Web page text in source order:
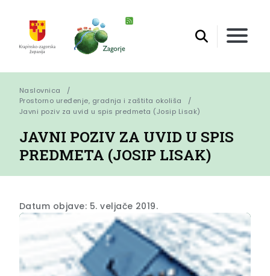
Naslovnica
Prostorno uređenje, gradnja i zaštita okoliša
Javni poziv za uvid u spis predmeta (Josip Lisak)
JAVNI POZIV ZA UVID U SPIS
PREDMETA (JOSIP LISAK)
Datum objave: 5. veljače 2019.